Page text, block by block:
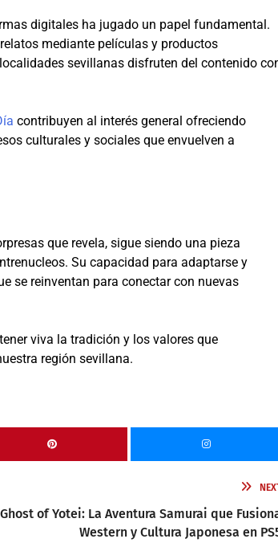
digitales ha jugado un papel fundamental.
mediante películas y productos
sevillanas disfruten del contenido
contribuyen al interés general ofreciendo
culturales y sociales que envuelven a
que revela, sigue siendo una pieza
Su capacidad para adaptarse y
se reinventan para conectar con nuevas
viva la tradición y los valores que
región sevillana.
Ghost of Yotei: La Aventura Samurai que
Western y Cultura Japonesa en